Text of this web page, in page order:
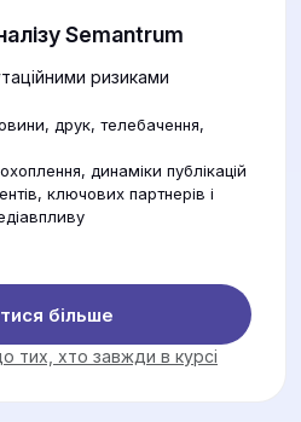
Semantrum
ризиками
друк, телебачення,
динаміки публікацій
ключових партнерів і
більше
тих, хто завжди в курсі